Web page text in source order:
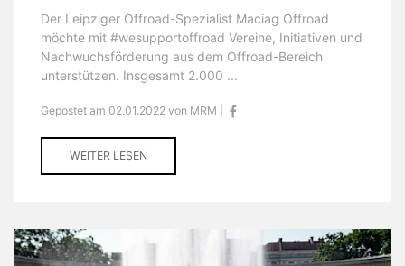
Der Leipziger Offroad-Spezialist Maciag Offroad
möchte mit #wesupportoffroad Vereine, Initiativen und
Nachwuchsförderung aus dem Offroad-Bereich
unterstützen. Insgesamt 2.000 ...
Gepostet am 02.01.2022 von MRM |
WEITER LESEN